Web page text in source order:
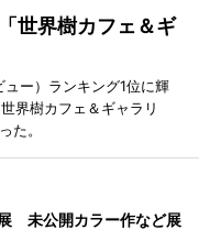
世界樹カフェ＆ギ
ー）ランキング1位に輝
界樹カフェ＆ギャラリ
た。
未公開カラー作など展